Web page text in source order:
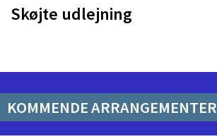
Skøjte udlejning
KOMMENDE ARRANGEMENTER